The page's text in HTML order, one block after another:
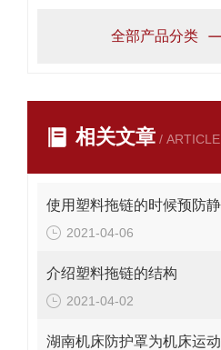
全部产品分类
相关文章 / ARTICLE
2021-04-06
介绍塑料拖链的结构
2021-04-02